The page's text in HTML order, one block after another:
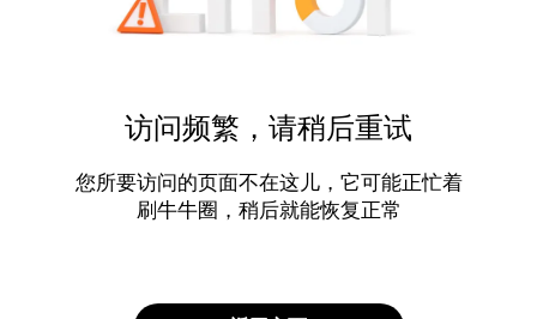
访问频繁，请稍后重试
您所要访问的页面不在这儿，它可能正忙着
刷牛牛圈，稍后就能恢复正常